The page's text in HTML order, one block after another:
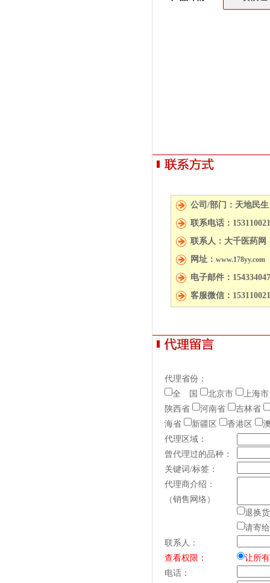
公司/部门：天地民生
联系电话：
联系人：大千医药网
网址： www.178yy.com
电子邮件：
客服微信：
代理省份：
全 国
北京市
上海市
陕西省
河南省
吉林省
海省
新疆区 香港区
代理区域：
曾代理过的品种：
关键词/标签：
代理商介绍：
（销售网络）
退换
请寄
联系人：
查看权限：
让所
电话：